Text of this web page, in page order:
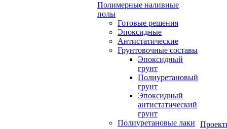
Полимерные наливные
полы
Готовые решения
Эпоксидные
Антистатические
Грунтовочные составы
Эпоксидный
грунт
Полиуретановый
грунт
Эпоксидный
антистатический
грунт
Полиуретановые лаки